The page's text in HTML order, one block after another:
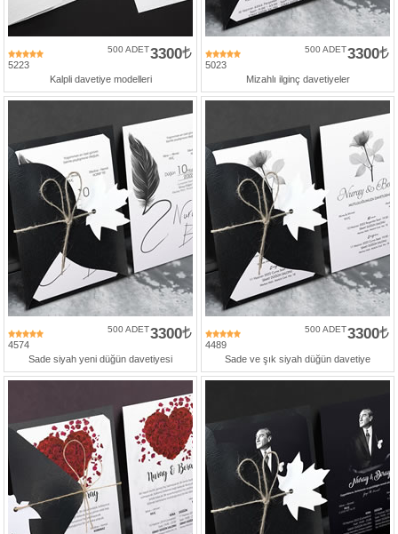
5223
3300
500 ADET
Kalpli davetiye modelleri
5023
3300
500 ADET
Mizahlı ilginç davetiyeler
4574
3300
500 ADET
Sade siyah yeni düğün davetiyesi
4489
3300
500 ADET
Sade ve şık siyah düğün davetiye